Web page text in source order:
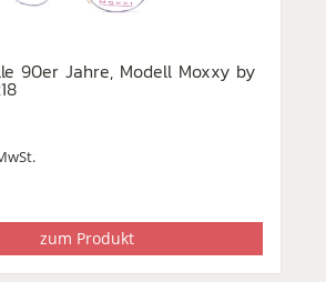
90er Jahre, Modell Moxxy by
zum Produkt